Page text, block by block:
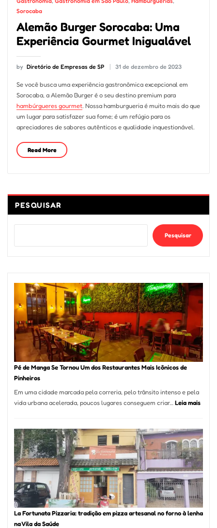
Sorocaba
Alemão Burger Sorocaba: Uma
Experiência Gourmet Inigualável
by Diretório de Empresas de SP 31 de dezembro de 2023
Se você busca uma experiência gastronômica excepcional em
Sorocaba, a Alemão Burger é o seu destino premium para
hambúrgueres gourmet. Nossa hamburgueria é muito mais do que
um lugar para satisfazer sua fome; é um refúgio para os
apreciadores de sabores autênticos e qualidade inquestionável.
Read More
PESQUISAR
Pesquisar
Pé de Manga Se Tornou Um dos Restaurantes Mais Icônicos de
Pinheiros
Em uma cidade marcada pela correria, pelo trânsito intenso e pela
vida urbana acelerada, poucos lugares conseguem criar… Leia mais:
Se
Um
dos
Mais
La Fortunata Pizzaria: tradição em pizza artesanal no forno à lenha
na Vila da Saúde